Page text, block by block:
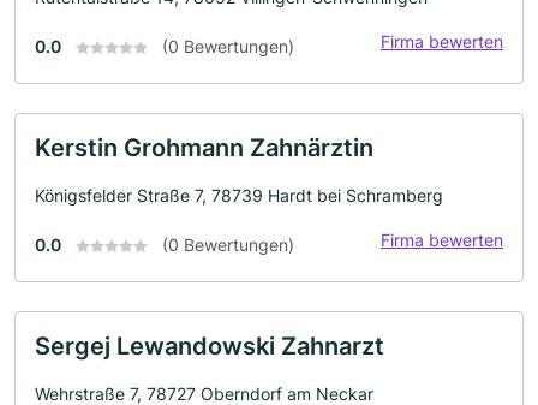
0.0 (0 Bewertungen) Firma bewerten
Kerstin Grohmann Zahnärztin
Königsfelder Straße 7, 78739 Hardt bei Schramberg
0.0 (0 Bewertungen) Firma bewerten
Sergej Lewandowski Zahnarzt
Wehrstraße 7, 78727 Oberndorf am Neckar